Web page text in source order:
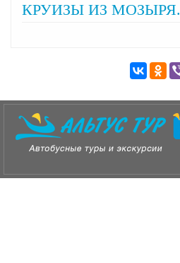
КРУИЗЫ ИЗ МОЗЫРЯ.